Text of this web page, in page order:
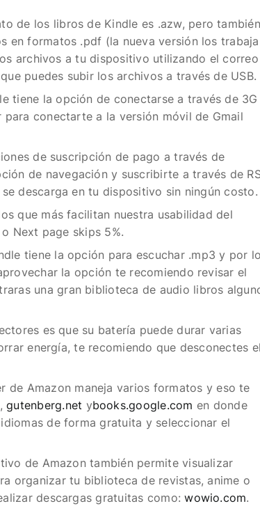
de los libros de Kindle es .azw, pero también
en formatos .pdf (la nueva versión los trabaja
archivos a tu dispositivo utilizando el correo
puedes subir los archivos a través de USB.
tiene la opción de conectarse a través de
conectarte a la versión móvil de Gmail
de suscripción de pago a través de
de navegación y suscribirte a través de
descarga en tu dispositivo sin ningún costo.
que más facilitan nuestra usabilidad del
Next page skips 5%.
tiene la opción para escuchar .mp3 y por
la opción te recomiendo revisar el
una gran biblioteca de audio libros
es que su batería puede durar varias
energía, te recomiendo que desconectes
de Amazon maneja varios formatos y eso te
,gutenberg.net ybooks.google.com en donde
de forma gratuita y seleccionar el
de Amazon también permite visualizar
organizar tu biblioteca de revistas, anime o
descargas gratuitas como:wowio.com.